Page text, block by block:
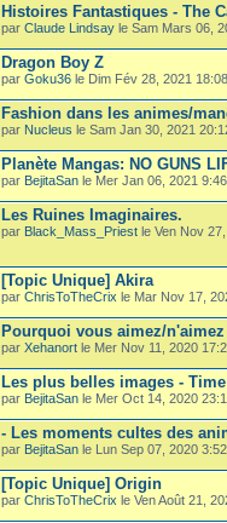
Histoires Fantastiques - The
par Claude Lindsay le Sam Mars 06,
Dragon Boy Z
par Goku36 le Dim Fév 28, 2021
Fashion dans les animes/
par Nucleus le Sam Jan 30, 2021
Planète Mangas: NO GUNS
par BejitaSan le Mer Jan 06, 2021
Les Ruines Imaginaires.
par Black_Mass_Priest le Ven Nov
[Topic Unique] Akira
par ChrisToTheCrix le Mar Nov 17,
Pourquoi vous aimez/
par Xehanort le Mer Nov 11, 2020
Les plus belles images -
par BejitaSan le Mer Oct 14, 2020
- Les moments cultes des
par BejitaSan le Lun Sep 07, 2020
[Topic Unique] Origin
par ChrisToTheCrix le Ven Août 21,